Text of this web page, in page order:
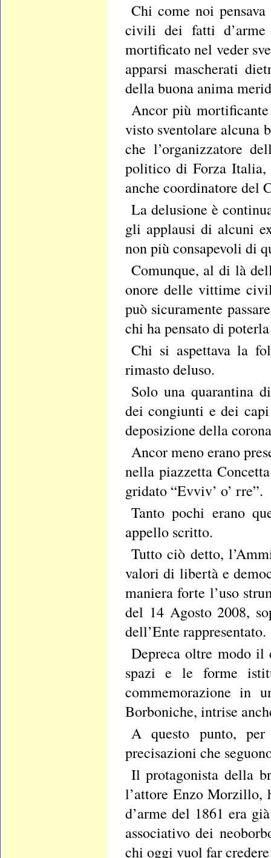
Chi come noi
civili dei fatti
mortificato nel veder
apparsi mascherati
della buona anima
Ancor più
visto sventolare alcuna
che l’organizzatore
politico di Forza Italia,
anche coordinatore del
La delusione è
gli applausi di alcuni
non più consapevoli di
Comunque, al di là
onore delle vittime
può sicuramente
chi ha pensato di
Chi si aspettava la
rimasto deluso.
Solo una quarantina
dei congiunti e dei
deposizione della
Ancor meno erano
nella piazzetta
gridato “Evviv’ o’ rre”.
Tanto pochi erano
appello scritto.
Tutto ciò detto,
valori di libertà e
maniera forte l’uso
del 14 Agosto 2008,
dell’Ente rappresentato.
Depreca oltre modo
spazi e le forme
commemorazione in
Borboniche, intrise
A questo punto,
precisazioni che
Il protagonista della
l’attore Enzo Morzillo,
d’arme del 1861 era
associativo dei
chi oggi vuol far